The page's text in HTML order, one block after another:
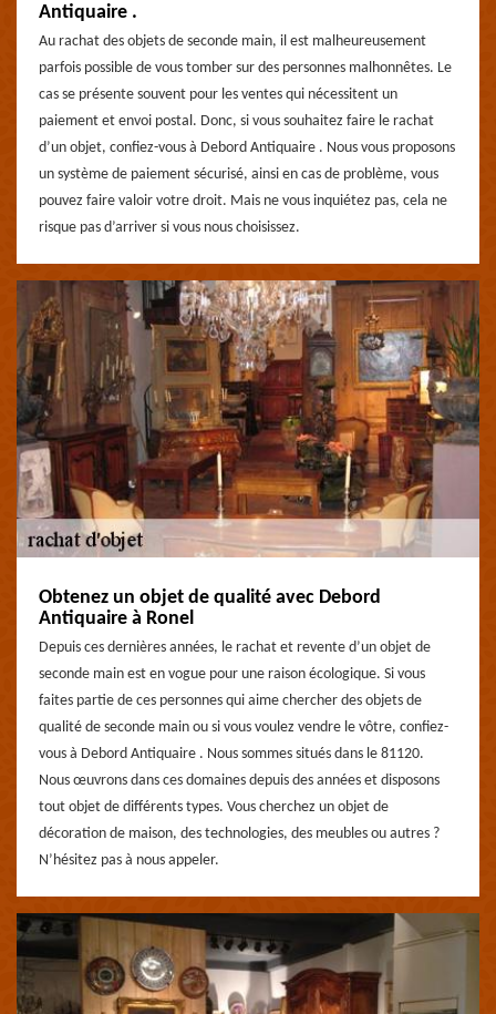
Antiquaire .
Au rachat des objets de seconde main, il est malheureusement
parfois possible de vous tomber sur des personnes malhonnêtes. Le
cas se présente souvent pour les ventes qui nécessitent un
paiement et envoi postal. Donc, si vous souhaitez faire le rachat
d’un objet, confiez-vous à Debord Antiquaire . Nous vous proposons
un système de paiement sécurisé, ainsi en cas de problème, vous
pouvez faire valoir votre droit. Mais ne vous inquiétez pas, cela ne
risque pas d’arriver si vous nous choisissez.
Obtenez un objet de qualité avec Debord
Antiquaire à Ronel
Depuis ces dernières années, le rachat et revente d’un objet de
seconde main est en vogue pour une raison écologique. Si vous
faites partie de ces personnes qui aime chercher des objets de
qualité de seconde main ou si vous voulez vendre le vôtre, confiez-
vous à Debord Antiquaire . Nous sommes situés dans le 81120.
Nous œuvrons dans ces domaines depuis des années et disposons
tout objet de différents types. Vous cherchez un objet de
décoration de maison, des technologies, des meubles ou autres ?
N’hésitez pas à nous appeler.